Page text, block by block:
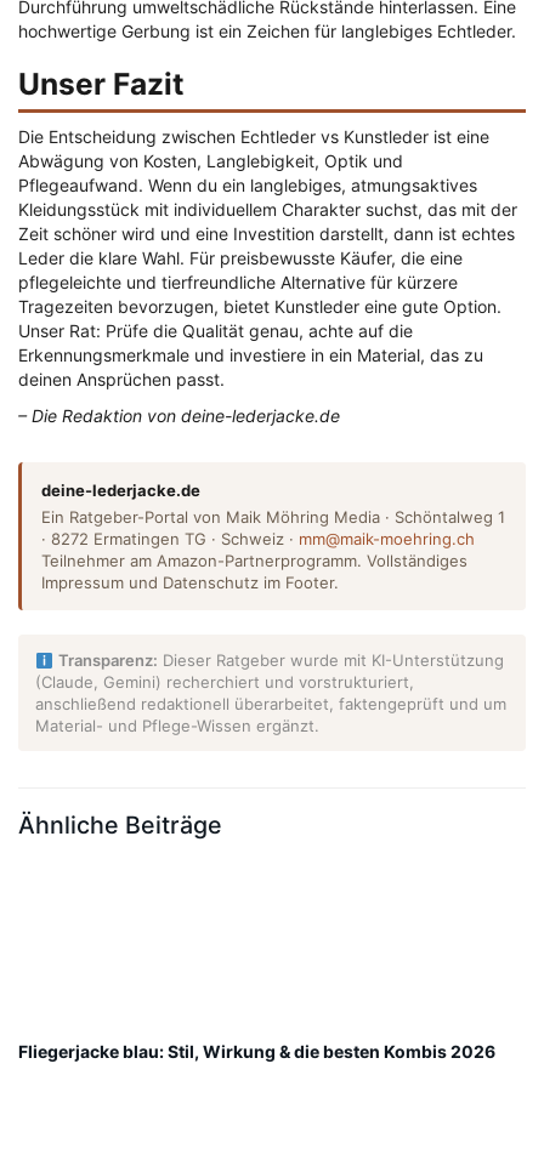
Durchführung umweltschädliche Rückstände hinterlassen. Eine
hochwertige Gerbung ist ein Zeichen für langlebiges Echtleder.
Unser Fazit
Die Entscheidung zwischen Echtleder vs Kunstleder ist eine
Abwägung von Kosten, Langlebigkeit, Optik und
Pflegeaufwand. Wenn du ein langlebiges, atmungsaktives
Kleidungsstück mit individuellem Charakter suchst, das mit der
Zeit schöner wird und eine Investition darstellt, dann ist echtes
Leder die klare Wahl. Für preisbewusste Käufer, die eine
pflegeleichte und tierfreundliche Alternative für kürzere
Tragezeiten bevorzugen, bietet Kunstleder eine gute Option.
Unser Rat: Prüfe die Qualität genau, achte auf die
Erkennungsmerkmale und investiere in ein Material, das zu
deinen Ansprüchen passt.
– Die Redaktion von deine-lederjacke.de
deine-lederjacke.de
Ein Ratgeber-Portal von Maik Möhring Media · Schöntalweg 1
· 8272 Ermatingen TG · Schweiz · mm@maik-moehring.ch
Teilnehmer am Amazon-Partnerprogramm. Vollständiges
Impressum und Datenschutz im Footer.
Transparenz: Dieser Ratgeber wurde mit KI-Unterstützung
(Claude, Gemini) recherchiert und vorstrukturiert,
anschließend redaktionell überarbeitet, faktengeprüft und um
Material- und Pflege-Wissen ergänzt.
Ähnliche Beiträge
Fliegerjacke blau: Stil, Wirkung & die besten Kombis 2026